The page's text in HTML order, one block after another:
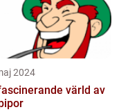
2024
värld av